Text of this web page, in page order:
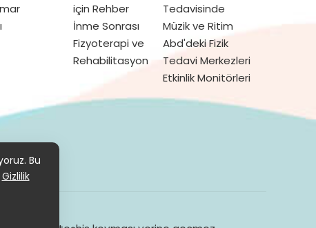
için Rehber
İnme Sonrası
Fizyoterapi ve
Rehabilitasyon
Tedavisinde
Müzik ve Ritim
Abd'deki Fizik
Tedavi Merkezleri
Etkinlik Monitörleri
KVKK
Bu
Gizlilik